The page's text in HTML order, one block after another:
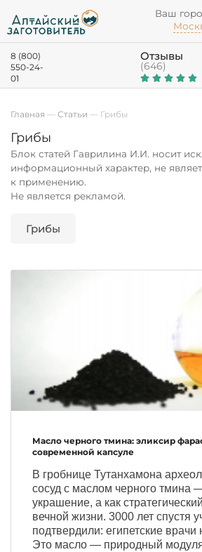
Ваш
8 (800)
550-24-
01
Отзывы
(646)
Главная — Статьи — Грибы
Грибы
Блок статей Гаврилина И.И. носит
информационный характер, не
к применению.
Не является рекламой.
Грибы
Масло черного тмина: эликсир
современной капсуле
В гробнице Тутанхамона
сосуд с маслом черного тмина
украшение, а как
вечной жизни. 3000 лет спустя
подтвердили: египетские
Это масло — природный